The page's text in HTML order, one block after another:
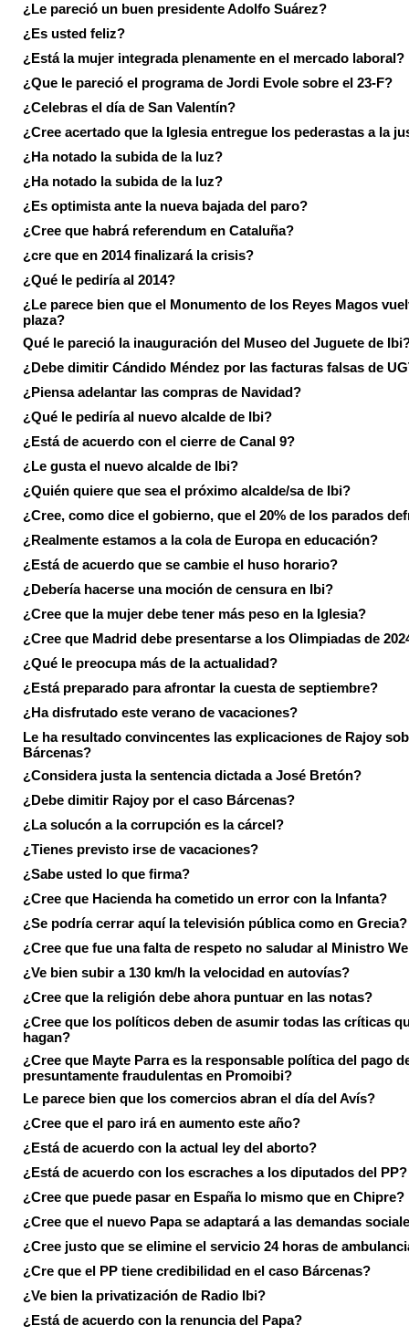
¿Le pareció un buen presidente Adolfo Suárez?
¿Es usted feliz?
¿Está la mujer integrada plenamente en el mercado laboral?
¿Que le pareció el programa de Jordi Evole sobre el 23-F?
¿Celebras el día de San Valentín?
¿Cree acertado que la Iglesia entregue los pederastas a la
¿Ha notado la subida de la luz?
¿Ha notado la subida de la luz?
¿Es optimista ante la nueva bajada del paro?
¿Cree que habrá referendum en Cataluña?
¿cre que en 2014 finalizará la crisis?
¿Qué le pediría al 2014?
¿Le parece bien que el Monumento de los Reyes Magos
plaza?
Qué le pareció la inauguración del Museo del Juguete de
¿Debe dimitir Cándido Méndez por las facturas falsas de
¿Piensa adelantar las compras de Navidad?
¿Qué le pediría al nuevo alcalde de Ibi?
¿Está de acuerdo con el cierre de Canal 9?
¿Le gusta el nuevo alcalde de Ibi?
¿Quién quiere que sea el próximo alcalde/sa de Ibi?
¿Cree, como dice el gobierno, que el 20% de los parados
¿Realmente estamos a la cola de Europa en educación?
¿Está de acuerdo que se cambie el huso horario?
¿Debería hacerse una moción de censura en Ibi?
¿Cree que la mujer debe tener más peso en la Iglesia?
¿Cree que Madrid debe presentarse a los Olimpiadas de
¿Qué le preocupa más de la actualidad?
¿Está preparado para afrontar la cuesta de septiembre?
¿Ha disfrutado este verano de vacaciones?
Le ha resultado convincentes las explicaciones de Rajoy
Bárcenas?
¿Considera justa la sentencia dictada a José Bretón?
¿Debe dimitir Rajoy por el caso Bárcenas?
¿La solucón a la corrupción es la cárcel?
¿Tienes previsto irse de vacaciones?
¿Sabe usted lo que firma?
¿Cree que Hacienda ha cometido un error con la Infanta?
¿Se podría cerrar aquí la televisión pública como en Grecia?
¿Cree que fue una falta de respeto no saludar al Ministro
¿Ve bien subir a 130 km/h la velocidad en autovías?
¿Cree que la religión debe ahora puntuar en las notas?
¿Cree que los políticos deben de asumir todas las críticas
hagan?
¿Cree que Mayte Parra es la responsable política del pago
presuntamente fraudulentas en Promoibi?
Le parece bien que los comercios abran el día del Avís?
¿Cree que el paro irá en aumento este año?
¿Está de acuerdo con la actual ley del aborto?
¿Está de acuerdo con los escraches a los diputados del PP?
¿Cree que puede pasar en España lo mismo que en Chipre?
¿Cree que el nuevo Papa se adaptará a las demandas
¿Cree justo que se elimine el servicio 24 horas de
¿Cre que el PP tiene credibilidad en el caso Bárcenas?
¿Ve bien la privatización de Radio Ibi?
¿Está de acuerdo con la renuncia del Papa?